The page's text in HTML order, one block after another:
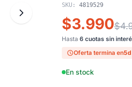
SKU: 4819529
$3.990
Hasta 6 cuotas sin
Oferta termina en
En stock